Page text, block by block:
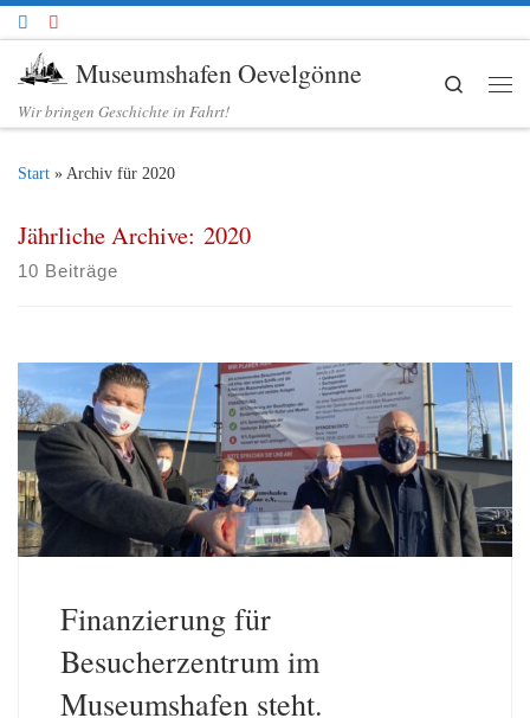
Zum Inhalt springen
Museumshafen Oevelgönne
Wir bringen Geschichte in Fahrt!
Search
Start » Archiv für 2020
Jährliche Archive: 2020
10 Beiträge
Finanzierung für
Besucherzentrum im
Museumshafen steht.